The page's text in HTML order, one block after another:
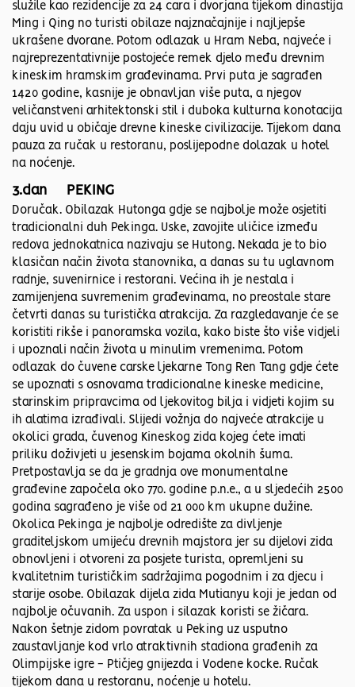
služile kao rezidencije za 24 cara i dvorjana tijekom dinastija
Ming i Qing no turisti obilaze najznačajnije i najljepše
ukrašene dvorane. Potom odlazak u Hram Neba, najveće i
najreprezentativnije postojeće remek djelo među drevnim
kineskim hramskim građevinama. Prvi puta je sagrađen
1420 godine, kasnije je obnavljan više puta, a njegov
veličanstveni arhitektonski stil i duboka kulturna konotacija
daju uvid u običaje drevne kineske civilizacije. Tijekom dana
pauza za ručak u restoranu, poslijepodne dolazak u hotel
na noćenje.
3.dan PEKING
Doručak. Obilazak Hutonga gdje se najbolje može osjetiti
tradicionalni duh Pekinga. Uske, zavojite uličice između
redova jednokatnica nazivaju se Hutong. Nekada je to bio
klasičan način života stanovnika, a danas su tu uglavnom
radnje, suvenirnice i restorani. Većina ih je nestala i
zamijenjena suvremenim građevinama, no preostale stare
četvrti danas su turistička atrakcija. Za razgledavanje će se
koristiti rikše i panoramska vozila, kako biste što više vidjeli
i upoznali način života u minulim vremenima. Potom
odlazak do čuvene carske ljekarne Tong Ren Tang gdje ćete
se upoznati s osnovama tradicionalne kineske medicine,
starinskim pripravcima od ljekovitog bilja i vidjeti kojim su
ih alatima izrađivali. Slijedi vožnja do najveće atrakcije u
okolici grada, čuvenog Kineskog zida kojeg ćete imati
priliku doživjeti u jesenskim bojama okolnih šuma.
Pretpostavlja se da je gradnja ove monumentalne
građevine započela oko 770. godine p.n.e., a u sljedećih 2500
godina sagrađeno je više od 21 000 km ukupne dužine.
Okolica Pekinga je najbolje odredište za divljenje
graditeljskom umijeću drevnih majstora jer su dijelovi zida
obnovljeni i otvoreni za posjete turista, opremljeni su
kvalitetnim turističkim sadržajima pogodnim i za djecu i
starije osobe. Obilazak dijela zida Mutianyu koji je jedan od
najbolje očuvanih. Za uspon i silazak koristi se žičara.
Nakon šetnje zidom povratak u Peking uz usputno
zaustavljanje kod vrlo atraktivnih stadiona građenih za
Olimpijske igre - Ptičjeg gnijezda i Vodene kocke. Ručak
tijekom dana u restoranu, noćenje u hotelu.